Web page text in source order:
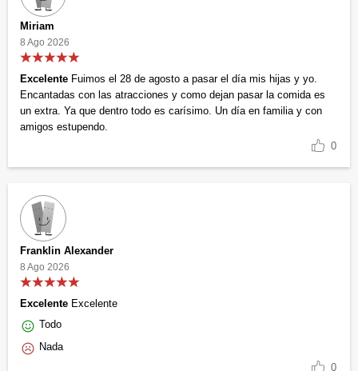
Miriam
8 Ago 2026
Excelente Fuimos el 28 de agosto a pasar el día mis hijas y yo.
Encantadas con las atracciones y como dejan pasar la comida es
un extra. Ya que dentro todo es carísimo. Un día en familia y con
amigos estupendo.
0
Franklin Alexander
8 Ago 2026
Excelente Excelente
Todo
Nada
0